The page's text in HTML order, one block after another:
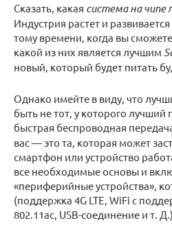
Сказать, какая система на чипе
Индустрия растет и
тому времени, когда вы
какой из них является лучшим
новый, который будет питать
Однако имейте в виду, что
быть не тот, у которого лучший
быстрая беспроводная
вас — это та, которая может
смартфон или устройство
все необходимые основы и
«периферийные устройства»,
(поддержка 4G LTE, WiFi с
802.11ac, USB-соединение и т. Д.).